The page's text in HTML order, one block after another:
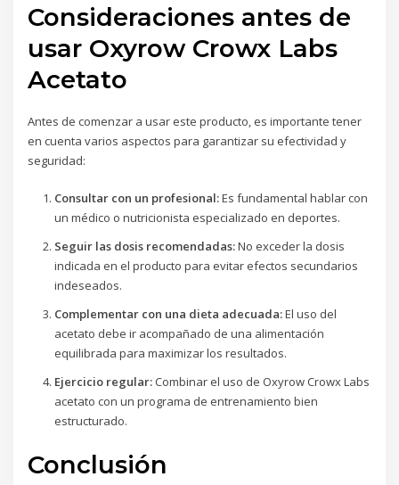
Consideraciones antes de
usar Oxyrow Crowx Labs
Acetato
Antes de comenzar a usar este producto, es importante tener
en cuenta varios aspectos para garantizar su efectividad y
seguridad:
Consultar con un profesional:Es fundamental hablar con
un médico o nutricionista especializado en deportes.
Seguir las dosis recomendadas:No exceder la dosis
indicada en el producto para evitar efectos secundarios
indeseados.
Complementar con una dieta adecuada:El uso del
acetato debe ir acompañado de una alimentación
equilibrada para maximizar los resultados.
Ejercicio regular:Combinar el uso de Oxyrow Crowx Labs
acetato con un programa de entrenamiento bien
estructurado.
Conclusión